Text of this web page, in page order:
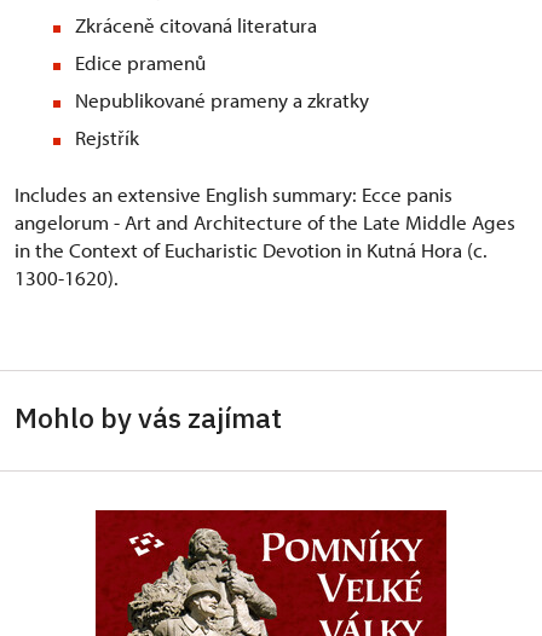
Zkráceně citovaná literatura
Edice pramenů
Nepublikované prameny a zkratky
Rejstřík
Includes an extensive English summary: Ecce panis
angelorum - Art and Architecture of the Late Middle Ages
in the Context of Eucharistic Devotion in Kutná Hora (c.
1300-1620).
Mohlo by vás zajímat